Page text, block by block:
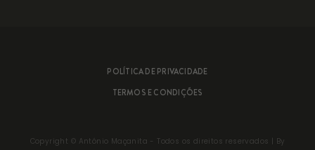
POLÍTICA DE PRIVACIDADE
TERMOS E CONDIÇÕES
Copyright © António Maçanita - Todos os direitos reservados | By